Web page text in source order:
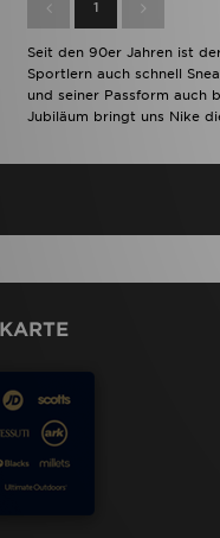
1
Seit den 90er Jahren ist
Sportlern auch schnell
und seiner Passform auch
Jubiläum bringt uns Nike